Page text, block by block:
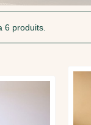
6 produits.